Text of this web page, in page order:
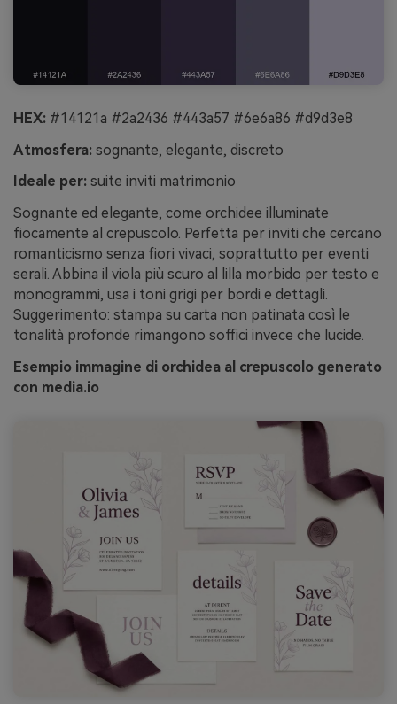
HEX: #14121a #2a2436 #443a57 #6e6a86 #d9d3e8
Atmosfera: sognante, elegante, discreto
Ideale per: suite inviti matrimonio
Sognante ed elegante, come orchidee illuminate
fiocamente al crepuscolo. Perfetta per inviti che cercano
romanticismo senza fiori vivaci, soprattutto per eventi
serali. Abbina il viola più scuro al lilla morbido per testo e
monogrammi, usa i toni grigi per bordi e dettagli.
Suggerimento: stampa su carta non patinata così le
tonalità profonde rimangono soffici invece che lucide.
Esempio immagine di orchidea al crepuscolo generato
con media.io